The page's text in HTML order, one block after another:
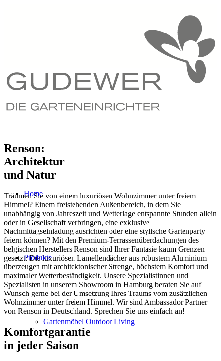
Home
Produkte
Gartenmöbel Outdoor Living
Renson:
Architektur
und Natur
Träumen Sie von einem luxuriösen Wohnzimmer unter freiem
Himmel? Einem freistehenden Außenbereich, in dem Sie
unabhängig von Jahreszeit und Wetterlage entspannte Stunden allein
oder in Gesellschaft verbringen, eine exklusive
Nachmittagseinladung ausrichten oder eine stylische Gartenparty
feiern können? Mit den Premium-Terrassenüberdachungen des
belgischen Herstellers Renson sind Ihrer Fantasie kaum Grenzen
gesetzt: Die luxuriösen Lamellendächer aus robustem Aluminium
überzeugen mit architektonischer Strenge, höchstem Komfort und
maximaler Wetterbeständigkeit. Unsere Spezialistinnen und
Spezialisten in unserem Showroom in Hamburg beraten Sie auf
Wunsch gerne bei der Umsetzung Ihres Traums vom zusätzlichen
Wohnzimmer unter freiem Himmel. Wir sind Ambassador Partner
von Renson in Deutschland. Sprechen Sie uns einfach an!
Komfortgarantie
in jeder Saison